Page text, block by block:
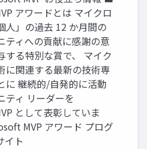
アワードとは マイクロ
人」の過去 12 か月間の
ティへの貢献に感謝の意
する特別な賞で、 マイク
に関連する最新の技術専
に 継続的/自発的に活動
ティ リーダーを
として表彰していま
MVP アワード プログ
イト